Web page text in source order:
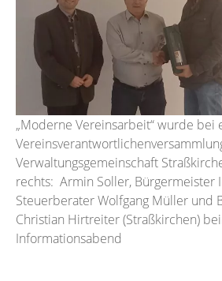
„Moderne Vereinsarbeit“ wurde bei
Verwaltungsgemeinschaft
rechts: Armin Soller, Bürgermeister
Steuerberater Wolfgang Müller und
Christian Hirtreiter (Straßkirchen)
Informationsabend